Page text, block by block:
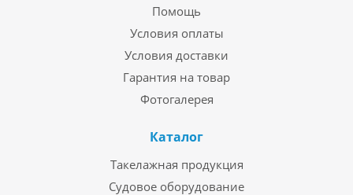
Помощь
Условия оплаты
Условия доставки
Гарантия на товар
Фотогалерея
Каталог
Такелажная продукция
Судовое оборудование